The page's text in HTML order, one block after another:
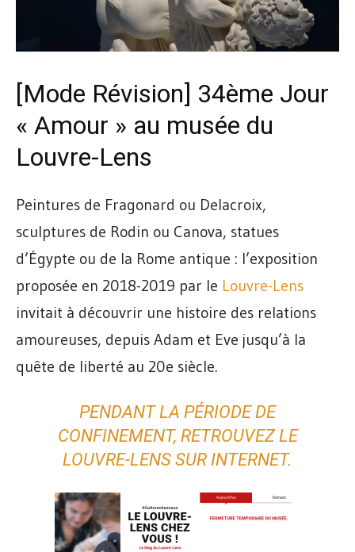
[Mode Révision] 34ème Jour
« Amour » au musée du
Louvre-Lens
Peintures de Fragonard ou Delacroix,
sculptures de Rodin ou Canova, statues
d’Égypte ou de la Rome antique : l’exposition
proposée en 2018-2019 par le Louvre-Lens
invitait à découvrir une histoire des relations
amoureuses, depuis Adam et Eve jusqu’à la
quête de liberté au 20e siècle.
PENDANT LA PÉRIODE DE
CONFINEMENT, RETROUVEZ LE
LOUVRE-LENS SUR INTERNET.